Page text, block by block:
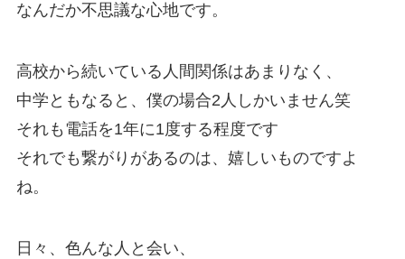
なんだか不思議な心地です。
高校から続いている人間関係はあまりなく、
中学ともなると、僕の場合2人しかいません笑
それも電話を1年に1度する程度です
それでも繋がりがあるのは、嬉しいものですよ
ね。
日々、色んな人と会い、